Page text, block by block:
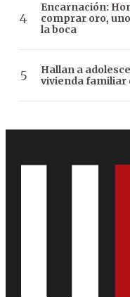
Encarnación:
comprar oro,
la boca
Hallan a
vivienda familiar